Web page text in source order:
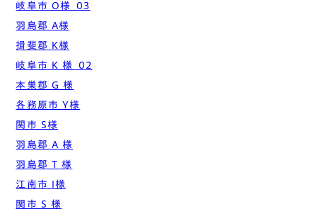
岐阜市 O様_03
羽島郡 A様
揖斐郡 K様
岐阜市 K 様_02
本巣郡 G 様
各務原市 Y様
関市 S様
羽島郡 A 様
羽島郡 T 様
江南市 I様
関市 S 様